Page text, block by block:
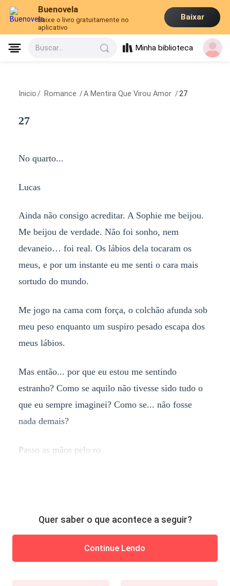
Buenovela
Baixe o livro gratuitamente no
aplicativo
Baixar
Buscar... Minha biblioteca
Inicio / Romance /A Mentira Que Virou Amor / 27
27
No quarto...
Lucas
Ainda não consigo acreditar. A Sophie me beijou.
Me beijou de verdade. Não foi sonho, nem
devaneio… foi real. Os lábios dela tocaram os
meus, e por um instante eu me senti o cara mais
sortudo do mundo.
Me jogo na cama com força, o colchão afunda sob
meu peso enquanto um suspiro pesado escapa dos
meus lábios.
Mas então... por que eu estou me sentindo
estranho? Como se aquilo não tivesse sido tudo o
que eu sempre imaginei? Como se... não fosse
nada demais?
Passo as mãos pelo ro
Quer saber o que acontece a seguir?
Continue Lendo